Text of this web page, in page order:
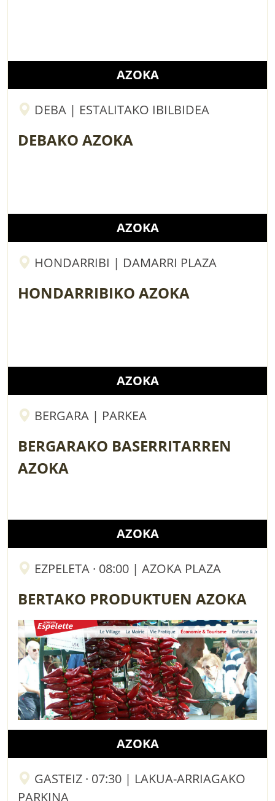
AZOKA
DEBA | ESTALITAKO IBILBIDEA
DEBAKO AZOKA
AZOKA
HONDARRIBI | DAMARRI PLAZA
HONDARRIBIKO AZOKA
AZOKA
BERGARA | PARKEA
BERGARAKO BASERRITARREN
AZOKA
AZOKA
EZPELETA · 08:00 | AZOKA PLAZA
BERTAKO PRODUKTUEN AZOKA
AZOKA
GASTEIZ · 07:30 | LAKUA-ARRIAGAKO
PARKINA